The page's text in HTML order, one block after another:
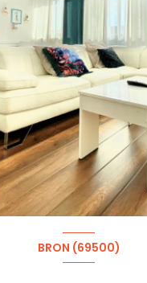
BRON (69500)